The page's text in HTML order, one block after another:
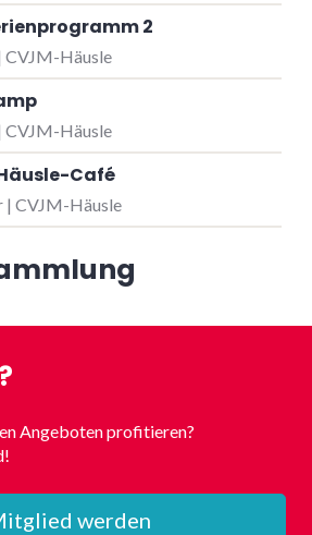
2
CVJM-Häusle
CVJM-Häusle
Café
| CVJM-Häusle
Angeboten profitieren?
werden